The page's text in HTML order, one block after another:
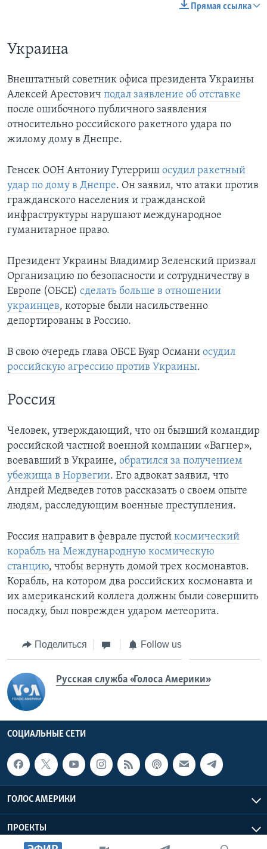
Прямая ссылка
Украина
Внештатный советник офиса президента Украины
Алексей Арестович подал заявление об отставке
после ошибочного публичного заявления
относительно российского ракетного удара по
жилому дому в Днепре.
Генсек ООН Антониу Гутерриш осудил ракетный
удар по дому в Днепре. Он заявил, что атаки против
гражданского населения и гражданской
инфраструктуры нарушают международное
гуманитарное право.
Президент Украины Владимир Зеленский призвал
Организацию по безопасности и сотрудничеству в
Европе (ОБСЕ) сделать больше в отношении
украинцев, которые были насильственно
депортированы в Россию.
В свою очередь глава ОБСЕ Буяр Османи осудил
российскую агрессию против Украины.
Россия
Человек, утверждающий, что он бывший командир
российской частной военной компании «Вагнер»,
воевавший в Украине, обратился за получением
убежища в Норвегии. Его адвокат заявил, что
Андрей Медведев готов рассказать о своем опыте
людям, расследующим военные преступления.
Россия направит в феврале пустой космический
корабль на Международную космическую
станцию, чтобы вернуть домой трех космонавтов.
Корабль, на котором два российских космонавта и
их американский коллега должны были совершить
посадку, был поврежден ударом метеорита.
Поделиться Follow us
Русская служба «Голоса Америки»
СОЦИАЛЬНЫЕ СЕТИ
ГОЛОС АМЕРИКИ
ПРОЕКТЫ